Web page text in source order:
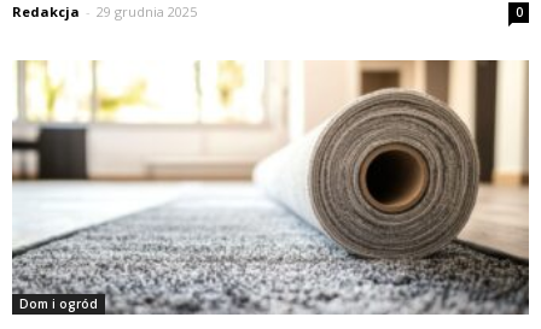
Redakcja - 29 grudnia 2025 0
Dom i ogród